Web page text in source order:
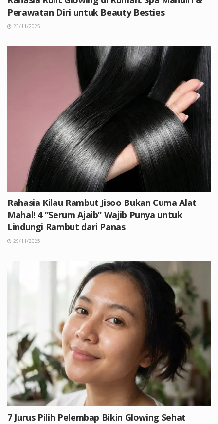
Perawatan Diri untuk Beauty Besties
23/11/2025
Rahasia Kilau Rambut Jisoo Bukan Cuma Alat
Mahal! 4 “Serum Ajaib” Wajib Punya untuk
Lindungi Rambut dari Panas
29/11/2025
7 Jurus Pilih Pelembap Bikin Glowing Sehat